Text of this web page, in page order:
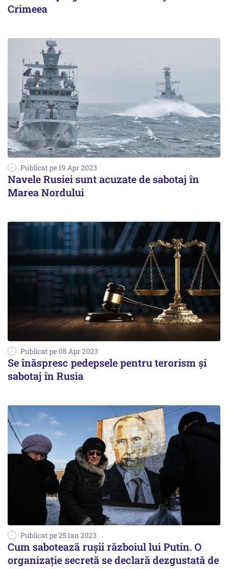
Crimeea
Publicat pe 19 Apr 2023
Navele Rusiei sunt acuzate de sabotaj în
Marea Nordului
Publicat pe 08 Apr 2023
Se înăspresc pedepsele pentru terorism şi
sabotaj în Rusia
Publicat pe 25 Ian 2023
Cum sabotează rușii războiul lui Putin. O
organizație secretă se declară dezgustată de